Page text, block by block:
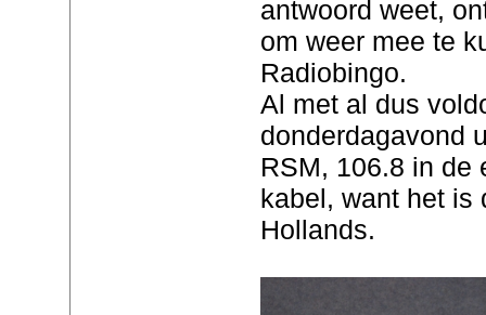
antwoord weet,
om weer mee te
Radiobingo.
Al met al dus
donderdagavond
RSM, 106.8 in de
kabel, want het is
Hollands.